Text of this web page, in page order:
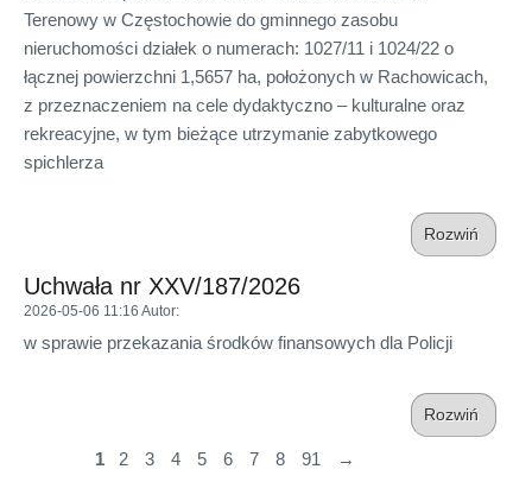
Terenowy w Częstochowie do gminnego zasobu
nieruchomości działek o numerach: 1027/11 i 1024/22 o
łącznej powierzchni 1,5657 ha, położonych w Rachowicach,
z przeznaczeniem na cele dydaktyczno – kulturalne oraz
rekreacyjne, w tym bieżące utrzymanie zabytkowego
spichlerza
Rozwiń
Uchwała nr XXV/187/2026
2026-05-06 11:16 Autor:
w sprawie przekazania środków finansowych dla Policji
Rozwiń
1 2 3 4 5 6 7 8 91 →